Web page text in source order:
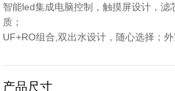
智能led集成电脑控制，触摸屏设计，滤
质；
UF+RO组合,双出水设计，随心选择；
产品尺寸